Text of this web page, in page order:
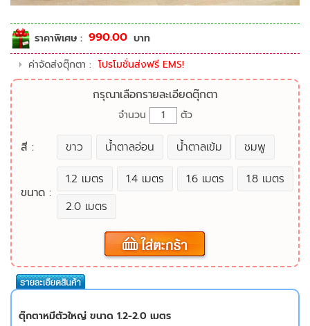
ราคาพิเศษ : 990.00 บาท
ค่าจัดส่งตุ๊กตา : โปรโมชั่นส่งฟรี EMS!
กรุณาเลือกรายละเอียดตุ๊กตา
จำนวน ตัว
สี : ขาว น้ำตาลอ่อน น้ำตาลเข้ม ชมพู
ขนาด :
1.2 เมตร 1.4 เมตร 1.6 เมตร
1.8 เมตร
2.0 เมตร
ตุ๊กตาหมีตัวใหญ่ ขนาด 1.2-2.0 เมตร